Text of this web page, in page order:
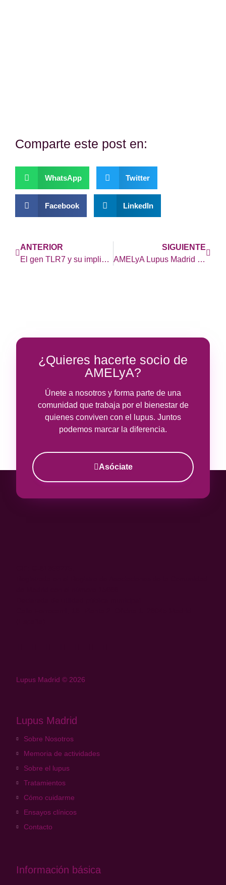
Comparte este post en:
WhatsApp Twitter
Facebook LinkedIn
ANTERIOR
El gen TLR7 y su implicación en el lupus
SIGUIENTE
AMELyA Lupus Madrid corre por las enfermedades reumáticas
¿Quieres hacerte socio de
AMELyA?
Únete a nosotros y forma parte de una
comunidad que trabaja por el bienestar de
quienes conviven con el lupus. Juntos
podemos marcar la diferencia.
Asóciate
Lupus Madrid © 2026
Lupus Madrid
Sobre Nosotros
Memoria de actividades
Sobre el lupus
Tratamientos
Cómo cuidarme
Ensayos clínicos
Contacto
Información básica